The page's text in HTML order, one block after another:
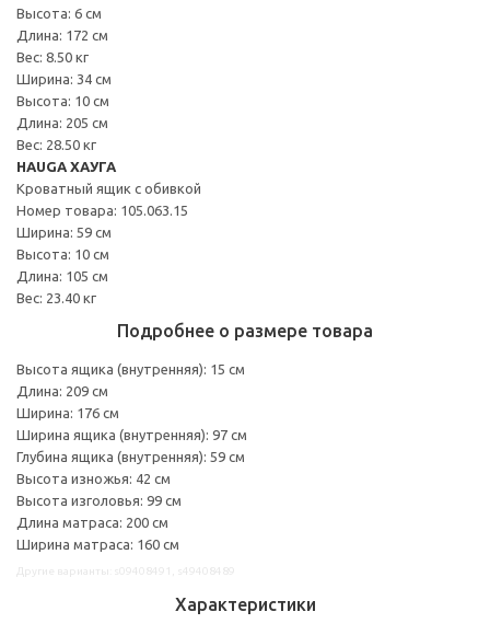
Высота: 6 см
Длина: 172 см
Вес: 8.50 кг
Ширина: 34 см
Высота: 10 см
Длина: 205 см
Вес: 28.50 кг
HAUGA ХАУГА
Кроватный ящик с обивкой
Номер товара: 105.063.15
Ширина: 59 см
Высота: 10 см
Длина: 105 см
Вес: 23.40 кг
Подробнее о размере товара
Высота ящика (внутренняя): 15 см
Длина: 209 см
Ширина: 176 см
Ширина ящика (внутренняя): 97 см
Глубина ящика (внутренняя): 59 см
Высота изножья: 42 см
Высота изголовья: 99 см
Длина матраса: 200 см
Ширина матраса: 160 см
Характеристики